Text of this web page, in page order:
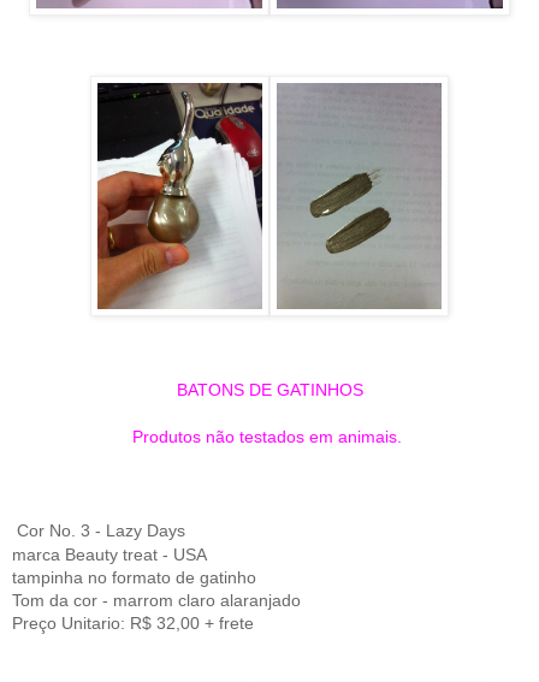
BATONS DE GATINHOS
Produtos não testados em animais.
Cor No. 3 - Lazy Days
marca Beauty treat - USA
tampinha no formato de gatinho
Tom da cor - marrom claro alaranjado
Preço Unitario: R$ 32,00 + frete